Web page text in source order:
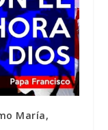
María,